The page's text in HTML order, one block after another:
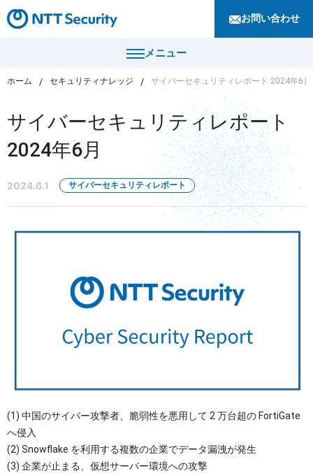
お問い合わせ
メニュー
製品・サービス
セキュリティコンサルティング・教育・相談
セキュリティ管理
セキュリティ診断・評価・調査
セキュリティインシデント対応・調査
サプライチェーンセキュリティ
ホーム セキュリティナレッジ サイバーセキュリティレポート 2024年6月
サイバーセキュリティレポート
2024年6月
2024.6.1 サイバーセキュリティレポート
(1) 中国のサイバー攻撃者、脆弱性を悪用して 2 万台超の FortiGate
へ侵入
(2) Snowflake を利用する複数の企業でデータ漏洩が発生
(3) 企業が止まる、仮想サーバー環境への攻撃